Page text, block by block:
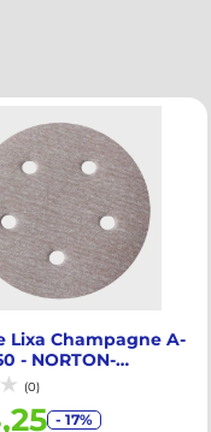
Lixa Champagne A-
- NORTON-
(0)
- 17%